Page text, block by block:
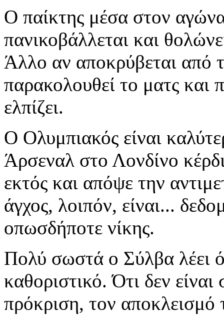
Ο παίκτης μέσα στον
πανικοβάλλεται και
Άλλο αν αποκρύβεται από
παρακολουθεί το ματς και
ελπίζει.
Ο Ολυμπιακός είναι
Άρσεναλ στο Λονδίνο
εκτός και απόψε την
άγχος, λοιπόν, είναι...
οπωσδήποτε νίκης.
Πολύ σωστά ο Σύλβα λέει
καθοριστικό. Ότι δεν
πρόκριση, τον